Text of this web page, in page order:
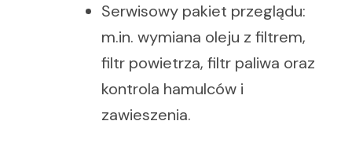
Serwisowy pakiet przeglądu:
m.in. wymiana oleju z filtrem,
filtr powietrza, filtr paliwa oraz
kontrola hamulców i
zawieszenia.